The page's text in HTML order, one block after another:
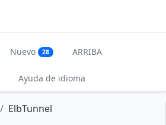
Nuevo 28 ARRIBA
Ayuda de idioma
ElbTunnel